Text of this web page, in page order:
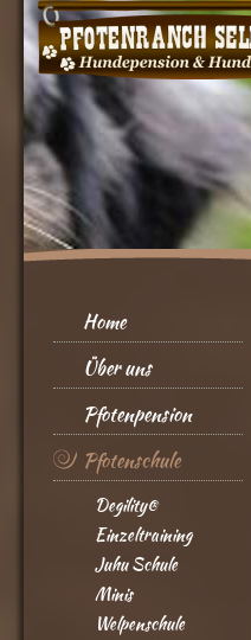
Home
Über uns
Pfotenpension
Pfotenschule
Degility®
Einzeltraining
Juhu Schule
Minis
Welpenschule